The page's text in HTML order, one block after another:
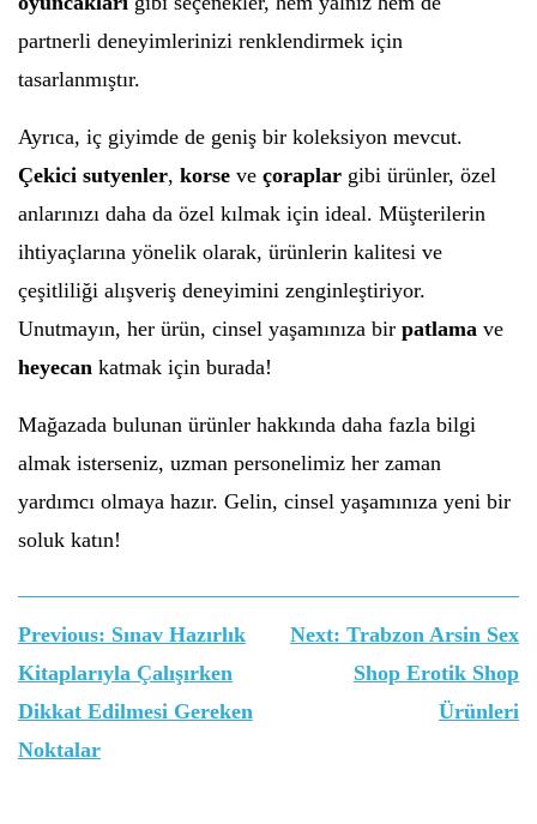
partnerli deneyimlerinizi renklendirmek için
tasarlanmıştır.
Ayrıca, iç giyimde de geniş bir koleksiyon mevcut.
Çekici sutyenler, korse ve çoraplar gibi ürünler, özel
anlarınızı daha da özel kılmak için ideal. Müşterilerin
ihtiyaçlarına yönelik olarak, ürünlerin kalitesi ve
çeşitliliği alışveriş deneyimini zenginleştiriyor.
Unutmayın, her ürün, cinsel yaşamınıza bir patlama ve
heyecan katmak için burada!
Mağazada bulunan ürünler hakkında daha fazla bilgi
almak isterseniz, uzman personelimiz her zaman
yardımcı olmaya hazır. Gelin, cinsel yaşamınıza yeni bir
soluk katın!
Yazı
gezinmesi
Previous: Sınav Hazırlık
Kitaplarıyla Çalışırken
Dikkat Edilmesi Gereken
Noktalar
Next: Trabzon Arsin Sex
Shop Erotik Shop
Ürünleri